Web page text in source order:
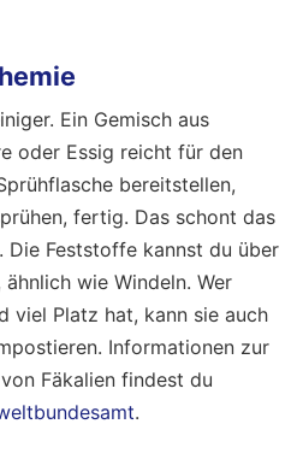
Ein Gemisch aus
oder Essig reicht für den
bereitstellen,
fertig. Das schont das
Die Feststoffe kannst du über
wie Windeln. Wer
viel Platz hat, kann sie auch
Informationen zur
Fäkalien findest du
.